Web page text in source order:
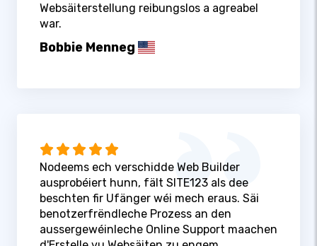
Websäiterstellung reibungslos a agreabel
war.
Bobbie Menneg
Nodeems ech verschidde Web Builder
ausprobéiert hunn, fält SITE123 als dee
beschten fir Ufänger wéi mech eraus. Säi
benotzerfrëndleche Prozess an den
aussergewéinleche Online Support maachen